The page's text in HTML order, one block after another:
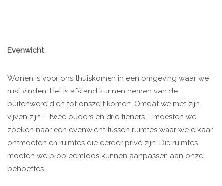
Evenwicht
Wonen is voor ons thuiskomen in een omgeving waar we
rust vinden. Het is afstand kunnen nemen van de
buitenwereld en tot onszelf komen. Omdat we met zijn
vijven zijn – twee ouders en drie tieners – moesten we
zoeken naar een evenwicht tussen ruimtes waar we elkaar
ontmoeten en ruimtes die eerder privé zijn. Die ruimtes
moeten we probleemloos kunnen aanpassen aan onze
behoeftes.